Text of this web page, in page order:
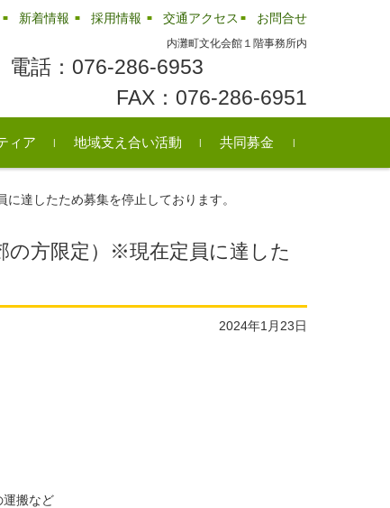
新着情報 採用情報 交通アクセス お問合せ
内灘町文化会館１階事務所内
電話：076-286-6953
FAX：076-286-6951
ィア 地域支え合い活動
貸出
共同募金
達したため募集を停止しております。
の方限定）※現在定員に達した
2024年1月23日
運搬など